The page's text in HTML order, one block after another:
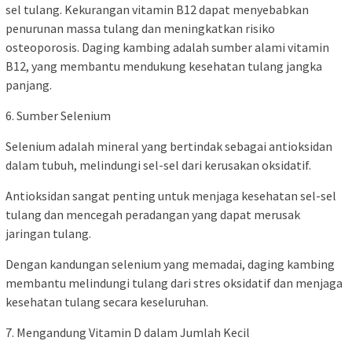
sel tulang. Kekurangan vitamin B12 dapat menyebabkan
penurunan massa tulang dan meningkatkan risiko
osteoporosis. Daging kambing adalah sumber alami vitamin
B12, yang membantu mendukung kesehatan tulang jangka
panjang.
6. Sumber Selenium
Selenium adalah mineral yang bertindak sebagai antioksidan
dalam tubuh, melindungi sel-sel dari kerusakan oksidatif.
Antioksidan sangat penting untuk menjaga kesehatan sel-sel
tulang dan mencegah peradangan yang dapat merusak
jaringan tulang.
Dengan kandungan selenium yang memadai, daging kambing
membantu melindungi tulang dari stres oksidatif dan menjaga
kesehatan tulang secara keseluruhan.
7. Mengandung Vitamin D dalam Jumlah Kecil